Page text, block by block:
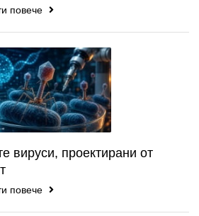
повече
вируси, проектирани от
повече